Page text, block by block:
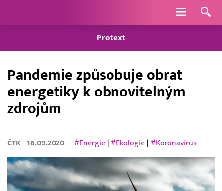
Navigace
Protext
Pandemie způsobuje obrat
energetiky k obnovitelným
zdrojům
ČTK - 16.09.2020 #Energie |#Ekologie |#Koronavirus